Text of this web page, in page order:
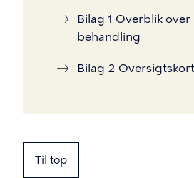
Bilag 1 Overblik
behandling
Bilag 2 Oversigtskort
Til top